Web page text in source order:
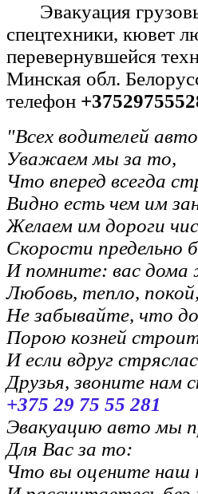
Эвакуация
спецтехники, кювет
перевернувшейся
Минская обл.
телефон
"Всех водителей авто
Уважаем мы за то,
Что вперед всегда
Видно есть чем им
Желаем им дороги
Скорости предельно
И помните: вас
Любовь, тепло,
Не забывайте, что
Порою козней
И если вдруг
Друзья, звоните нам
+375 29 75 55 281
Эвакуацию авто мы
Для Вас за то:
Что вы оцените наш